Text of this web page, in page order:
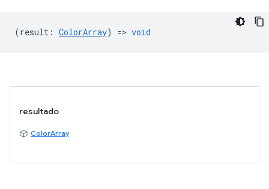
(result : ColorArray) => void
resultado
ColorArray